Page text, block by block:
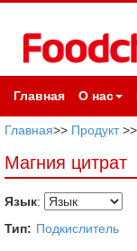
Главная О нас
Главная>> Продукт>>
Магния цитрат
Язык:
Тип: Подкислитель